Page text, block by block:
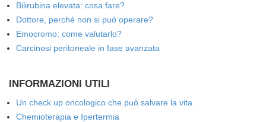
Bilirubina elevata: cosa fare?
Dottore, perché non si può operare?
Emocromo: come valutarlo?
Carcinosi peritoneale in fase avanzata
INFORMAZIONI UTILI
Un check up oncologico che può salvare la vita
Chemioterapia e Ipertermia